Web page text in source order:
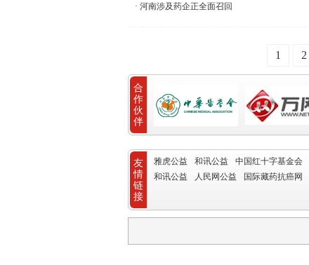
河南涉及药企正全面召回
1 2
合
作
伙
伴
友
情
链
接
雅虎公益 和讯公益 中国红十字基金会
和讯公益
人民网公益 国际藏药抗癌网